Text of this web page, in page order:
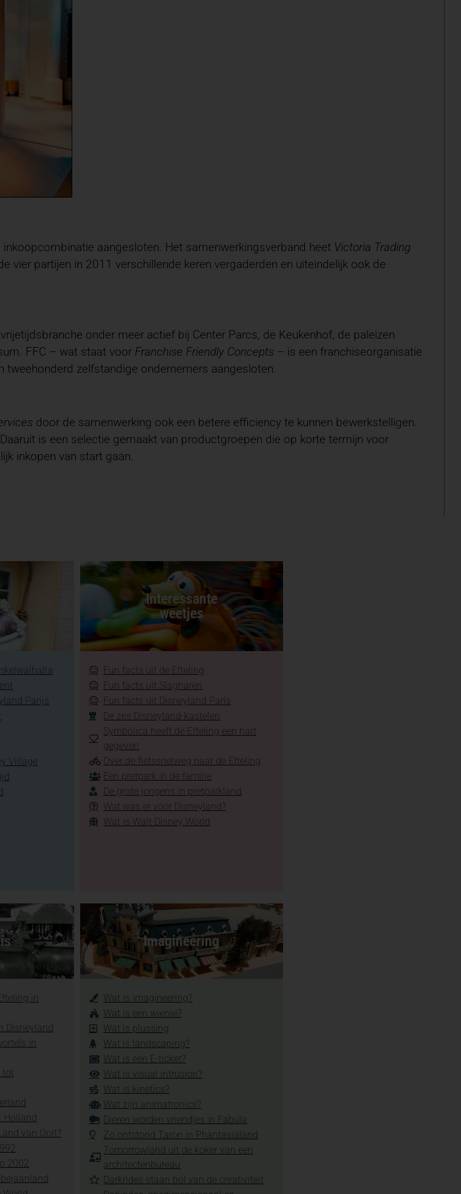
aangesloten. Het samenwerkingsverband heet Victoria Trading
vier partijen in 2011 verschillende keren vergaderden en uiteindelijk ook de
onder meer actief bij Center Parcs, de Keukenhof, de paleizen
FFC – wat staat voor Franchise Friendly Concepts– is een franchiseorganisatie
tweehonderd zelfstandige ondernemers aangesloten.
door de samenwerking ook een betere efficiency te kunnen bewerkstelligen.
is een selectie gemaakt van productgroepen die op korte termijn voor
inkopen van start gaan.
Parijs
Village
Interessante
weetjes
Fun facts uit de Efteling
Fun facts uit Slagharen
Fun facts uit Disneyland Paris
De zes Disneyland-kastelen
Symbolica heeft de Efteling een hart
gegeven
Over de fietssnelweg naar de Efteling
Een pretpark in de familie
De grote jongens in pretparkland
Wat was er vóór Disneyland?
Wat is Walt Disney World
in
Disneyland
in
tot
Holland
van Ooit?
2002
Imagineering
Wat is imagineering?
Wat is een wienie?
Wat is plussing
Wat is landscaping?
Wat is een E-ticket?
Wat is visual intrusion?
Wat is kinetics?
Wat zijn animatronics?
Dieren worden vriendjes in Fabula
Zo ontstond Taron in Phantasialand
Tomorrowland uit de koker van een
architectenbureau
Darkrides staan bol van de creativiteit